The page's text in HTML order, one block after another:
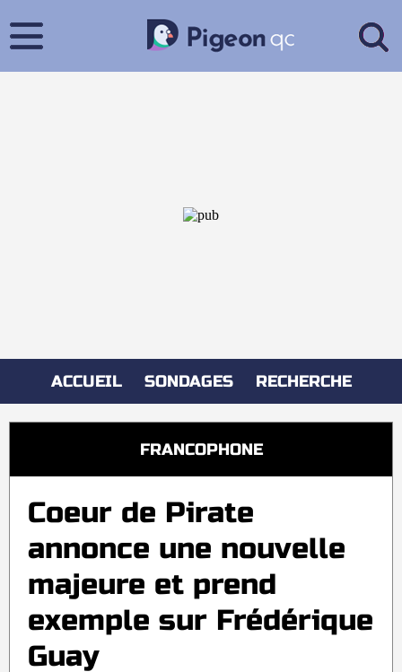
ACCUEIL SONDAGES RECHERCHE
FRANCOPHONE
Coeur de Pirate
annonce une nouvelle
majeure et prend
exemple sur Frédérique
Guay